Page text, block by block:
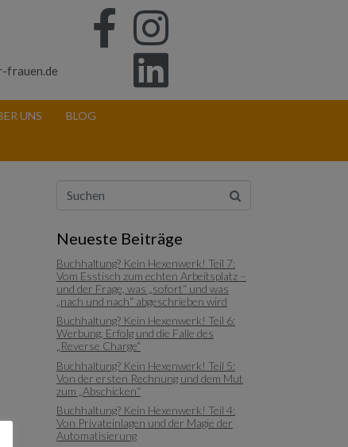
frauen.de
UNS BLOG
Neueste Beiträge
Buchhaltung? Kein Hexenwerk! Teil 7:
Vom Esstisch zum echten Arbeitsplatz –
und der Frage, was „sofort“ und was
„nach und nach“ abgeschrieben wird
Buchhaltung? Kein Hexenwerk! Teil 6:
Werbung, Erfolg und die Falle des
„Reverse Charge“
Buchhaltung? Kein Hexenwerk! Teil 5:
Von der ersten Rechnung und dem Mut
zum „Abschicken“
Buchhaltung? Kein Hexenwerk! Teil 4:
Von Privateinlagen und der Magie der
Automatisierung